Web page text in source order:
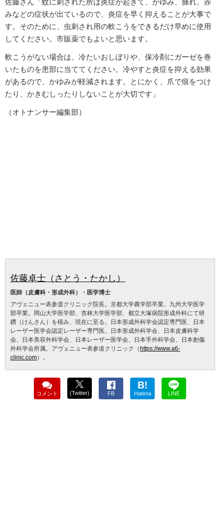
みなどの症状が出ているので、炎症を早く抑えることが大事で
す。そのために、虫刺され用の軟こうをできるだけ早めに使用
してください。市販薬でもよいと思います。
軟こうがない場合は、冷たいおしぼりや、保冷剤にガーゼを巻
いたものを患部に当ててください。冷やすと炎症を抑える効果
があるので、かゆみが軽減されます。とにかく、爪で痕をつけ
たり、かきむしったりしないことが大切です」
（オトナンサー編集部）
佐藤卓士（さとう・たかし）
医師（皮膚科・形成外科）・医学博士
アヴェニュー表参道クリニック院長。京都大学農学部卒業。九州大学医学
部卒業。岡山大学医学部、杏林大学医学部、都立大塚病院形成外科にて研
鑽（けんさん）を積み、現在に至る。日本形成外科学会認定専門医、日本
レーザー医学会認定レーザー専門医。日本形成外科学会、日本皮膚科学
会、日本美容外科学会、日本レーザー医学会、日本手外科学会、日本創傷
外科学会所属。アヴェニュー表参道クリニック（https://www.a6-
clinic.com）。
コメント (Twitter) FB
B!
Hatena LINE